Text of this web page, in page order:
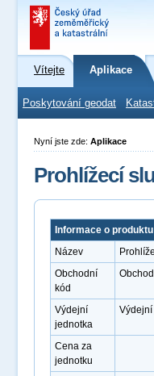
Vítejte Aplikace
Poskytování geodat
Nyní jste zde: Aplikace
Prohlížecí
Informace o produktu
Název
Obchodní
kód
Výdejní
jednotka
Cena za
jednotku